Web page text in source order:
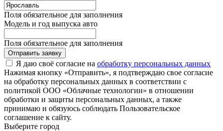
Поля обязательное для заполнения
Модель и год выпуска авто
Поля обязательное для заполнения
Отправить заявку
Я даю своё согласие на обработку персональных данных
Нажимая кнопку «Отправить», я подтверждаю свое согласие
на обработку персональных данных в соответствии с
политикой ООО «Облачные технологии» в отношении
обработки и защиты персональных данных, а также
принимаю и обязуюсь соблюдать Пользовательское
соглашение к сайту.
Выберите город